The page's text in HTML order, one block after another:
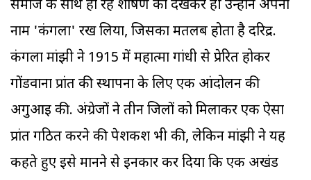
समाज के साथ हो रहे शोषण को देखकर ही उन्होंने अपना
नाम 'कंगला' रख लिया, जिसका मतलब होता है दरिद्र.
कंगला मांझी ने 1915 में महात्मा गांधी से प्रेरित होकर
गोंडवाना प्रांत की स्थापना के लिए एक आंदोलन की
अगुआई की. अंग्रेजों ने तीन जिलों को मिलाकर एक ऐसा
प्रांत गठित करने की पेशकश भी की, लेकिन मांझी ने यह
कहते हुए इसे मानने से इनकार कर दिया कि एक अखंड